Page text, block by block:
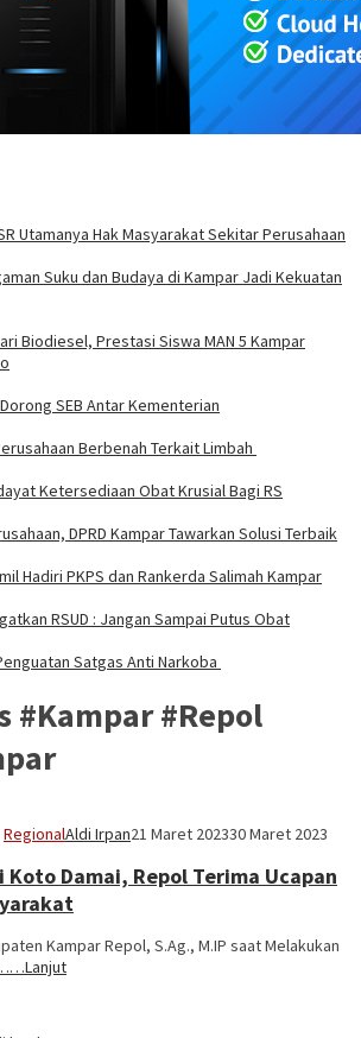
Utamanya Hak Masyarakat Sekitar Perusahaan
Suku dan Budaya di Kampar Jadi Kekuatan
Biodiesel, Prestasi Siswa MAN 5 Kampar
SEB Antar Kementerian
Berbenah Terkait Limbah
Ketersediaan Obat Krusial Bagi RS
DPRD Kampar Tawarkan Solusi Terbaik
Hadiri PKPS dan Rankerda Salimah Kampar
RSUD : Jangan Sampai Putus Obat
Satgas Anti Narkoba
#Kampar #Repol
RegionalAldi Irpan21 Maret 202330 Maret 2023
Koto Damai, Repol Terima Ucapan
Kampar Repol, S.Ag., M.IP saat Melakukan